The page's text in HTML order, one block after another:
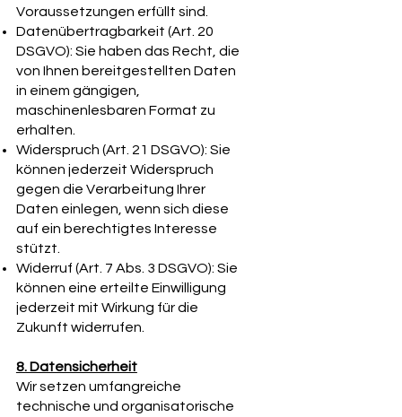
Voraussetzungen erfüllt sind.
Datenübertragbarkeit (Art. 20
DSGVO): Sie haben das Recht, die
von Ihnen bereitgestellten Daten
in einem gängigen,
maschinenlesbaren Format zu
erhalten.
Widerspruch (Art. 21 DSGVO): Sie
können jederzeit Widerspruch
gegen die Verarbeitung Ihrer
Daten einlegen, wenn sich diese
auf ein berechtigtes Interesse
stützt.
Widerruf (Art. 7 Abs. 3 DSGVO): Sie
können eine erteilte Einwilligung
jederzeit mit Wirkung für die
Zukunft widerrufen.
8. Datensicherheit
Wir setzen umfangreiche
technische und organisatorische